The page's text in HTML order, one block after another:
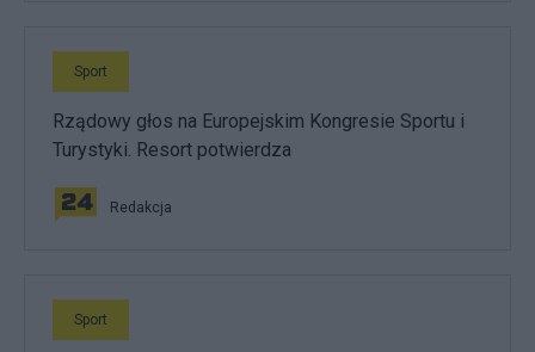
Sport
Rządowy głos na Europejskim Kongresie Sportu i
Turystyki. Resort potwierdza
Redakcja
Sport